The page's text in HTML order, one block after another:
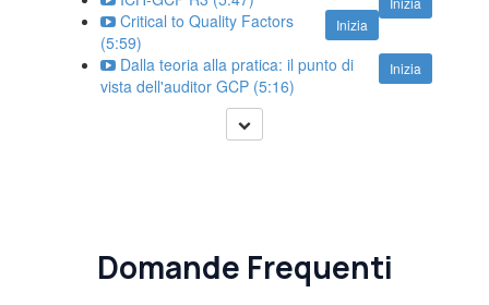
Inizia
Critical to Quality Factors
(5:59)
Inizia
Dalla teoria alla pratica: il punto di
vista dell'auditor GCP (5:16)
Domande Frequenti